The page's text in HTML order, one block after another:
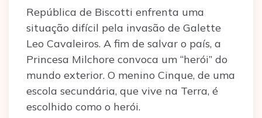
República de Biscotti enfrenta uma
situação difícil pela invasão de Galette
Leo Cavaleiros. A fim de salvar o país, a
Princesa Milchore convoca um “herói” do
mundo exterior. O menino Cinque, de uma
escola secundária, que vive na Terra, é
escolhido como o herói.